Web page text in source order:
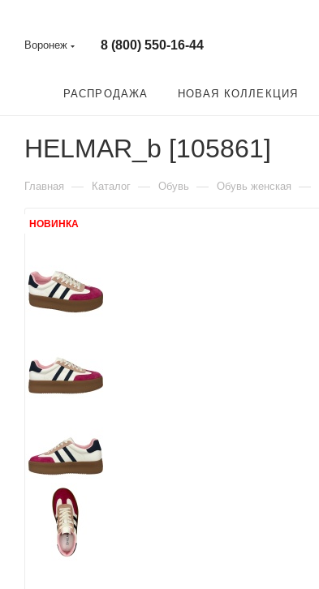
Воронеж 8 (800) 550-16-44
РАСПРОДАЖА НОВАЯ КОЛЛЕКЦИЯ
HELMAR_b [105861]
Главная — Каталог — Обувь — Обувь женская —
НОВИНКА